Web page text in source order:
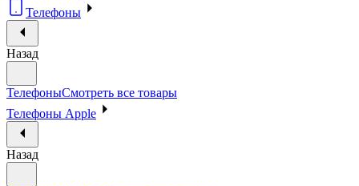
Телефоны
Назад
ТелефоныСмотреть все товары
Телефоны Apple
Назад